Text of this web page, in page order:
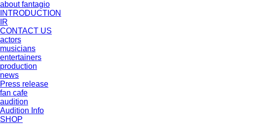
about fantagio
INTRODUCTION
IR
CONTACT US
actors
musicians
entertainers
production
news
Press release
fan cafe
audition
Audition Info
SHOP